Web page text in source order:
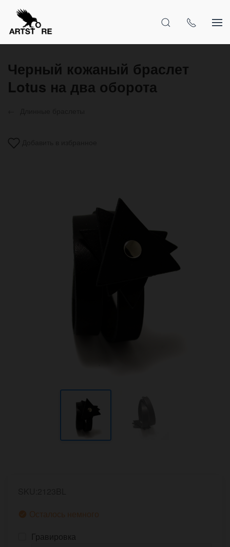
Черный кожаный браслет
Lotus на два оборота
Гравировка